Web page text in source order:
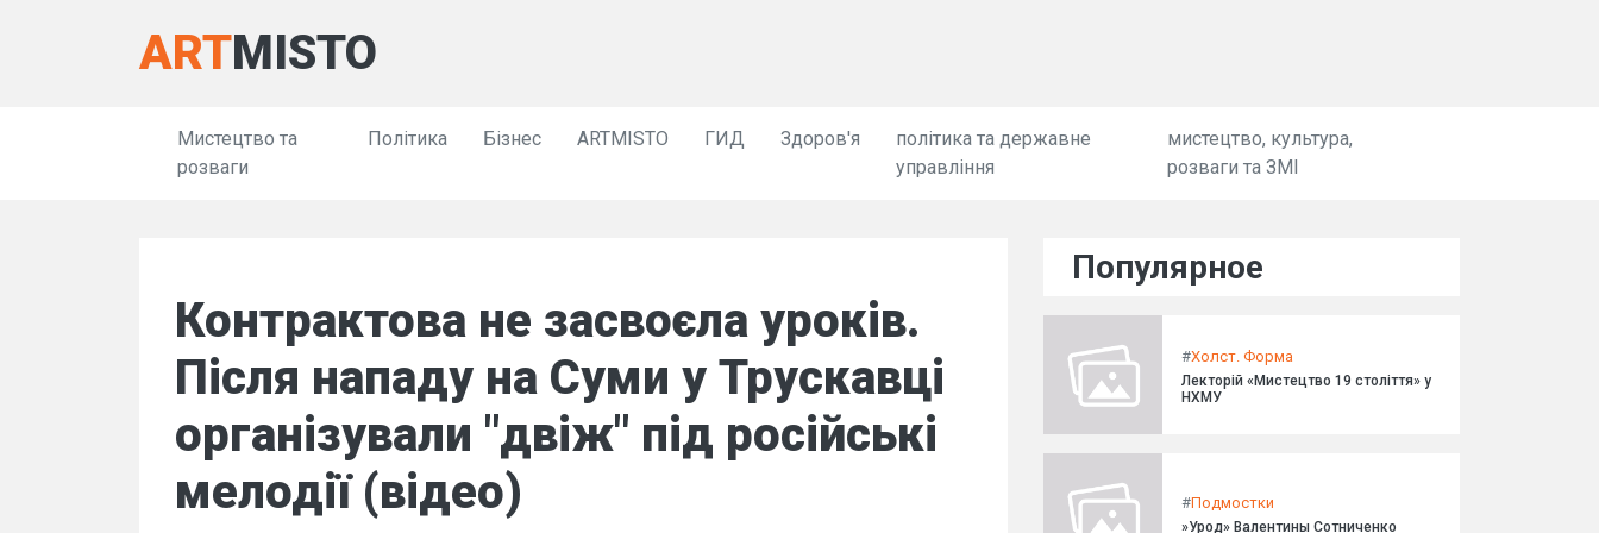
ARTMISTO
Мистецтво та
розваги
Політика Бізнес ARTMISTO ГИД Здоров'я
політика та державне
управління
мистецтво, культура,
розваги та ЗМІ
Контрактова не засвоєла уроків.
Після нападу на Суми у Трускавці
організували "двіж" під російські
мелодії (відео)
Популярное
#Холст. Форма
Лекторій «Мистецтво 19 століття» у
НХМУ
#Подмостки
»Урод» Валентины Сотниченко